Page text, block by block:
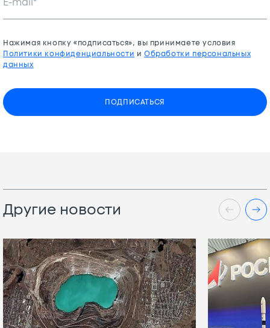
Нажимая кнопку «подписаться», вы принимаете условия
Политики конфиденциальности иОбработки персональных
данных
ПОДПИСАТЬСЯ
Другие новости